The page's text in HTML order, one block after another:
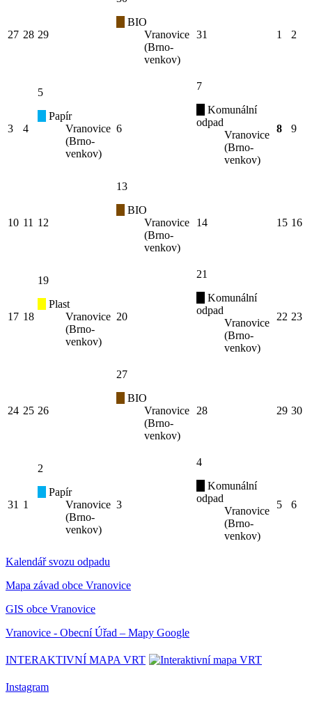
27 28 29
BIO
Vranovice
(Brno-
venkov)
31 1 2
3 4
5
Papír
Vranovice
(Brno-
venkov)
6
7
Komunální
odpad
Vranovice
(Brno-
venkov)
8 9
10 11 12
13
BIO
Vranovice
(Brno-
venkov)
14 15 16
17 18
19
Plast
Vranovice
(Brno-
venkov)
20
21
Komunální
odpad
Vranovice
(Brno-
venkov)
22 23
24 25 26
27
BIO
Vranovice
(Brno-
venkov)
28 29 30
31 1
2
Papír
Vranovice
(Brno-
venkov)
3
4
Komunální
odpad
Vranovice
(Brno-
venkov)
5 6
Kalendář svozu odpadu
Mapa závad obce Vranovice
GIS obce Vranovice
Vranovice - Obecní Úřad – Mapy Google
INTERAKTIVNÍ MAPA VRT
Instagram